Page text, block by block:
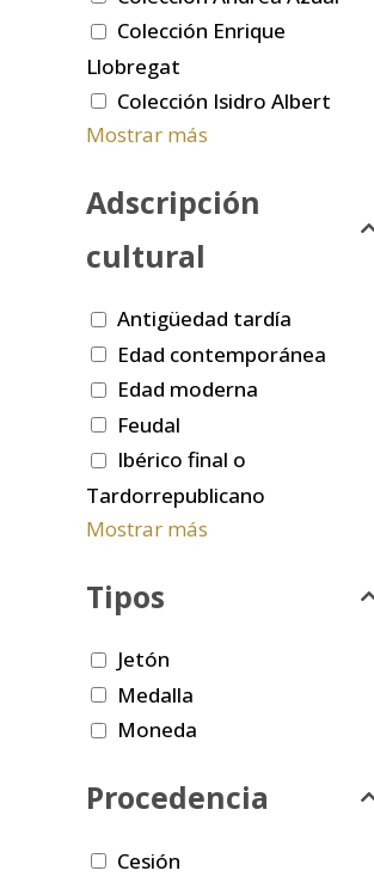
Colección Enrique
Llobregat
Colección Isidro Albert
Mostrar más
Adscripción
cultural
Antigüedad tardía
Edad contemporánea
Edad moderna
Feudal
Ibérico final o
Tardorrepublicano
Mostrar más
Tipos
Jetón
Medalla
Moneda
Procedencia
Cesión